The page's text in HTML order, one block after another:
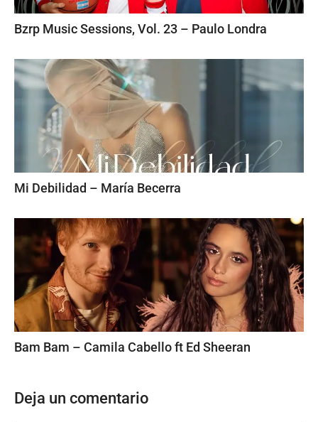
Bzrp Music Sessions, Vol. 23 – Paulo Londra
Mi Debilidad – María Becerra
Bam Bam – Camila Cabello ft Ed Sheeran
Deja un comentario